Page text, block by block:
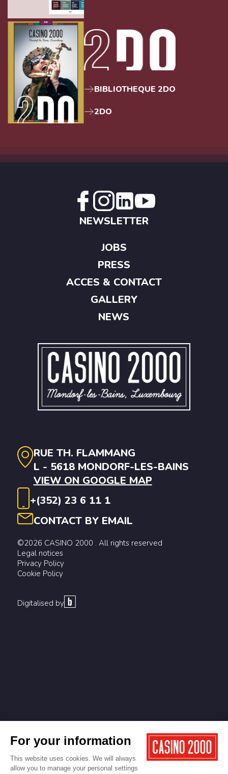
BIBLIOTHEQUE 2DO
2DO
RUE TH. FLAMMANG
L - 5618 MONDORF-LES-BAINS
VIEW ON GOOGLE MAP
+(352) 23 6 11 1
CONTACT BY EMAIL
©2026 CASINO 2000 . All rights reserved
Legal notices
Privacy Policy
Cookie Policy
Digitalised by
NEWSLETTER
JOBS
PRESS
ACCES & CONTACT
GALLERY
NEWS